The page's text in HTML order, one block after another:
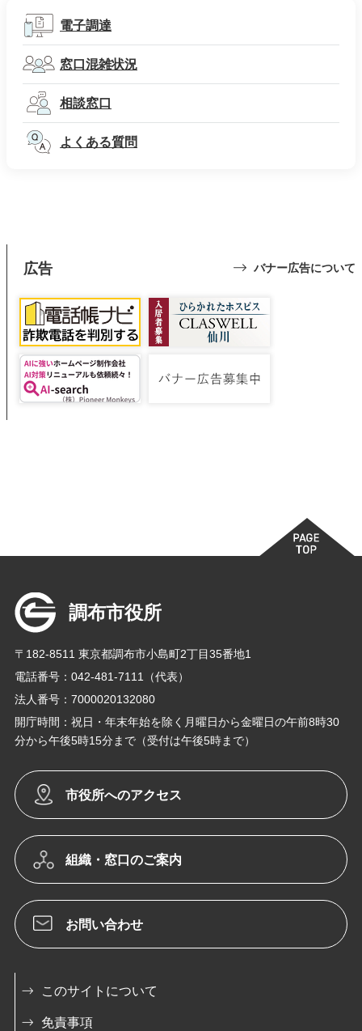
電子調達
窓口混雑状況
相談窓口
よくある質問
広告 バナー広告について
調布市役所
〒182-8511 東京都調布市小島町2丁目35番地1
電話番号：042-481-7111（代表）
法人番号：7000020132080
開庁時間：祝日・年末年始を除く月曜日から金曜日の午前8時30
分から午後5時15分まで（受付は午後5時まで）
市役所へのアクセス
組織・窓口のご案内
お問い合わせ
このサイトについて
免責事項